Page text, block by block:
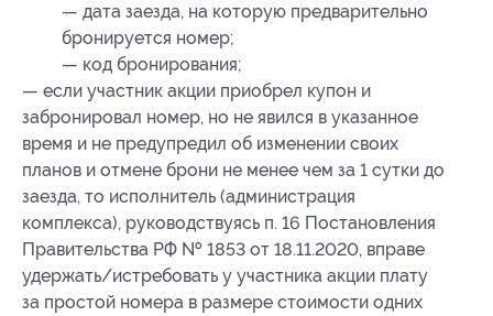
— дата заезда, на которую предварительно
бронируется номер;
— код бронирования;
— если участник акции приобрел купон и
забронировал номер, но не явился в указанное
время и не предупредил об изменении своих
планов и отмене брони не менее чем за 1 сутки до
заезда, то исполнитель (администрация
комплекса), руководствуясь п. 16 Постановления
Правительства РФ № 1853 от 18.11.2020, вправе
удержать/истребовать у участника акции плату
за простой номера в размере стоимости одних